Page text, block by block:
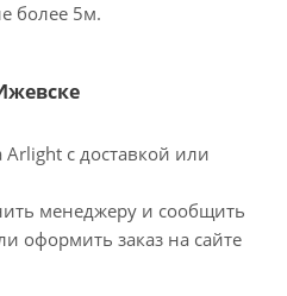
более 5м.
с доставкой или
менеджеру и сообщить
оформить заказ на сайте